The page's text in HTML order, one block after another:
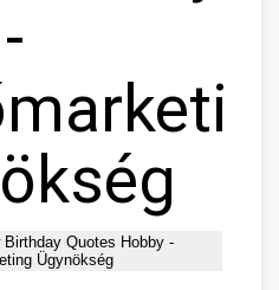
-
Quotes Hobby -
Ügynökség